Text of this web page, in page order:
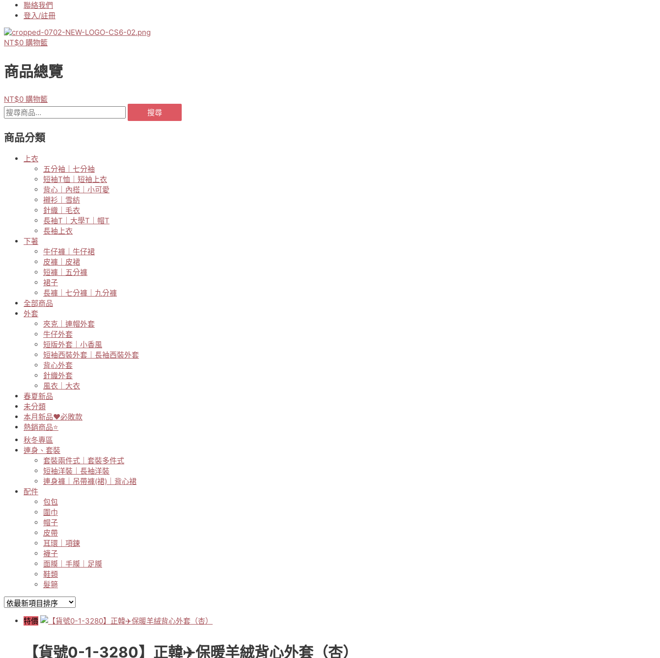
聯絡我們
登入/註冊
NT$0 購物籃
商品總覽
NT$0 購物籃
搜
尋
鍵
搜尋
商品分類
上衣
五分袖｜七分袖
短袖T恤｜短袖上衣
背心｜內搭｜小可愛
襯衫｜雪紡
針織｜毛衣
長袖T｜大學T｜帽T
長袖上衣
下著
牛仔褲｜牛仔裙
皮褲｜皮裙
短褲｜五分褲
裙子
長褲｜七分褲｜九分褲
全部商品
外套
夾克｜連帽外套
牛仔外套
短版外套｜小香風
短袖西裝外套｜長袖西裝外套
背心外套
針織外套
風衣｜大衣
春夏新品
未分類
本月新品♥必敗款
熱銷商品⭐
秋冬專區
連身、套裝
套裝兩件式｜套裝多件式
短袖洋裝｜長袖洋裝
連身褲｜吊帶褲(裙)｜背心裙
配件
包包
圍巾
帽子
皮帶
耳環｜項鍊
襪子
面膜｜手膜｜足膜
鞋類
髮箍
特價
【貨號0-1-3280】正韓✈️保暖羊絨背心外套（杏）